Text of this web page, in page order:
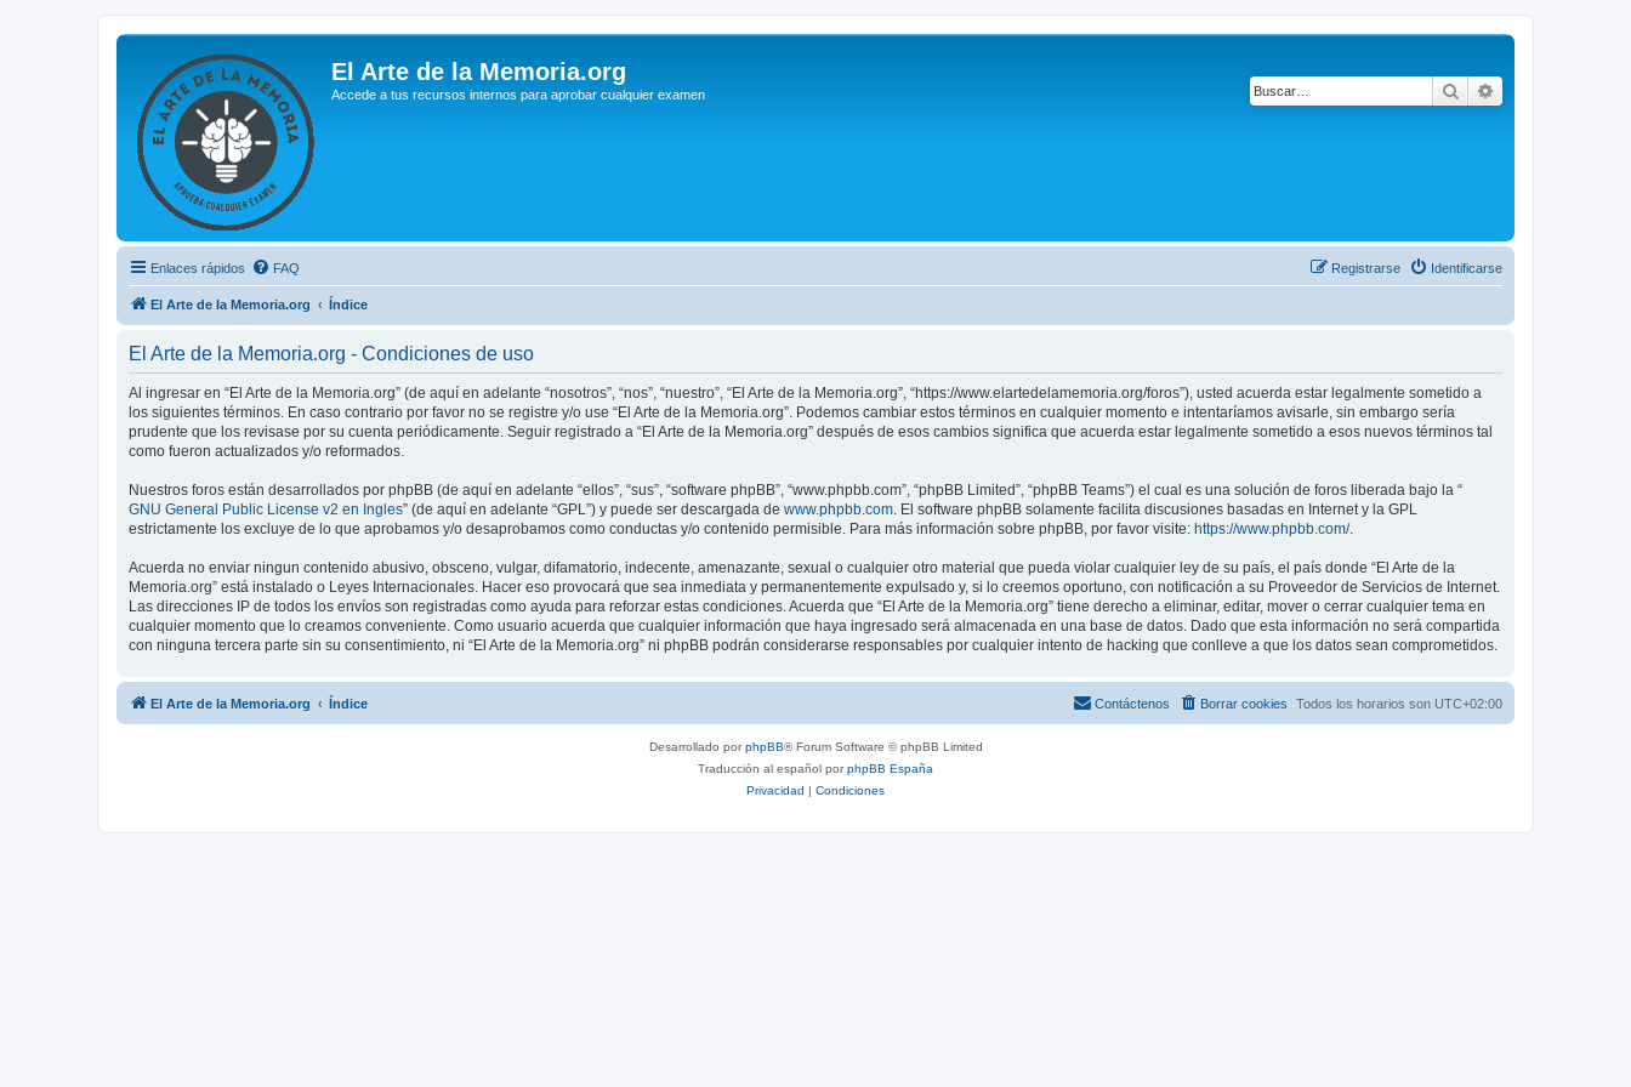
El Arte de la Memoria.org
Accede a tus recursos internos para aprobar cualquier examen Buscar
Enlaces rápidos FAQ Identificarse
Registrarse
El Arte de la Memoria.org Índice
El Arte de la Memoria.org - Condiciones de uso
Al ingresar en “El Arte de la Memoria.org” (de aquí en adelante “nosotros”, “nos”, “nuestro”, “El Arte de la Memoria.org”, “https://www.elartedelamemoria.org/foros”), usted acuerda estar legalmente sometido a
los siguientes términos. En caso contrario por favor no se registre y/o use “El Arte de la Memoria.org”. Podemos cambiar estos términos en cualquier momento e intentaríamos avisarle, sin embargo sería
prudente que los revisase por su cuenta periódicamente. Seguir registrado a “El Arte de la Memoria.org” después de esos cambios significa que acuerda estar legalmente sometido a esos nuevos términos tal
como fueron actualizados y/o reformados.
Nuestros foros están desarrollados por phpBB (de aquí en adelante “ellos”, “sus”, “software phpBB”, “www.phpbb.com”, “phpBB Limited”, “phpBB Teams”) el cual es una solución de foros liberada bajo la “
GNU General Public License v2 en Ingles” (de aquí en adelante “GPL”) y puede ser descargada de www.phpbb.com. El software phpBB solamente facilita discusiones basadas en Internet y la GPL
estrictamente los excluye de lo que aprobamos y/o desaprobamos como conductas y/o contenido permisible. Para más información sobre phpBB, por favor visite: https://www.phpbb.com/.
Acuerda no enviar ningun contenido abusivo, obsceno, vulgar, difamatorio, indecente, amenazante, sexual o cualquier otro material que pueda violar cualquier ley de su país, el país donde “El Arte de la
Memoria.org” está instalado o Leyes Internacionales. Hacer eso provocará que sea inmediata y permanentemente expulsado y, si lo creemos oportuno, con notificación a su Proveedor de Servicios de Internet.
Las direcciones IP de todos los envíos son registradas como ayuda para reforzar estas condiciones. Acuerda que “El Arte de la Memoria.org” tiene derecho a eliminar, editar, mover o cerrar cualquier tema en
cualquier momento que lo creamos conveniente. Como usuario acuerda que cualquier información que haya ingresado será almacenada en una base de datos. Dado que esta información no será compartida
con ninguna tercera parte sin su consentimiento, ni “El Arte de la Memoria.org” ni phpBB podrán considerarse responsables por cualquier intento de hacking que conlleve a que los datos sean comprometidos.
El Arte de la Memoria.org Índice Todos los horarios son UTC+02:00
Borrar cookies
Contáctenos
Desarrollado porphpBB® Forum Software © phpBB Limited
Traducción al español porphpBB España
Privacidad | Condiciones